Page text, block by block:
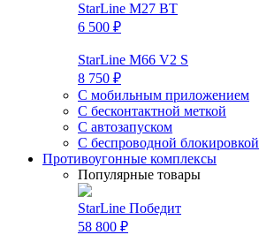
StarLine M27 BT
6 500 ₽
StarLine M66 V2 S
8 750 ₽
С мобильным приложением
С бесконтактной меткой
С автозапуском
С беспроводной блокировкой
Противоугонные комплексы
Популярные товары
StarLine Победит
58 800 ₽